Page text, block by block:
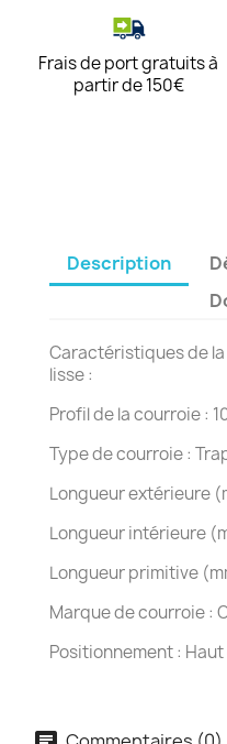
Frais de port gratuits à
partir de 150€
Description
Caractéristiques de
lisse :
Profil de la courroie :
Type de courroie :
Longueur extérieure
Longueur intérieure
Longueur primitive
Marque de courroie :
Positionnement :